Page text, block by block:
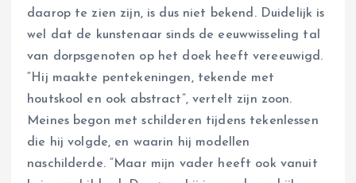
daarop te zien zijn, is dus niet bekend. Duidelijk is
wel dat de kunstenaar sinds de eeuwwisseling tal
van dorpsgenoten op het doek heeft vereeuwigd.
“Hij maakte pentekeningen, tekende met
houtskool en ook abstract”, vertelt zijn zoon.
Meines begon met schilderen tijdens tekenlessen
die hij volgde, en waarin hij modellen
naschilderde. “Maar mijn vader heeft ook vanuit